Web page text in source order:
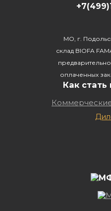
МО, г.
склад BIOFA
оплаченных
Как стать